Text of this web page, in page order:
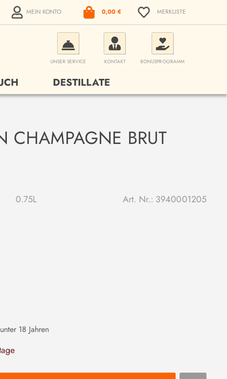
MEIN KONTO 0,00 € MERKLISTE
UNSER SERVICE KONTAKT BONUSPROGRAMM
DESTILLATE
CHAMPAGNE BRUT
0.75L Art. Nr.: 3940001205
18 Jahren